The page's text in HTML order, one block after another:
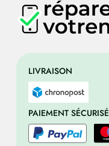
LIVRAISON
PAIEMENT SÉCURISÉ